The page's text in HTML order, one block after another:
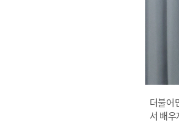
더불어
서 배